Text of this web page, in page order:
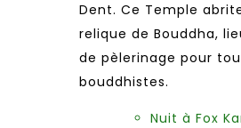
Dent. Ce Temple
relique de Bouddha,
de pèlerinage pour
bouddhistes.
Nuit à Fox